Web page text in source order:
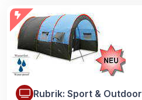
Rubrik: Sport & Outdoor